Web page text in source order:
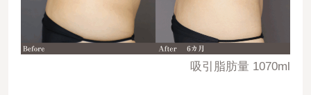
吸引脂肪量 1070ml